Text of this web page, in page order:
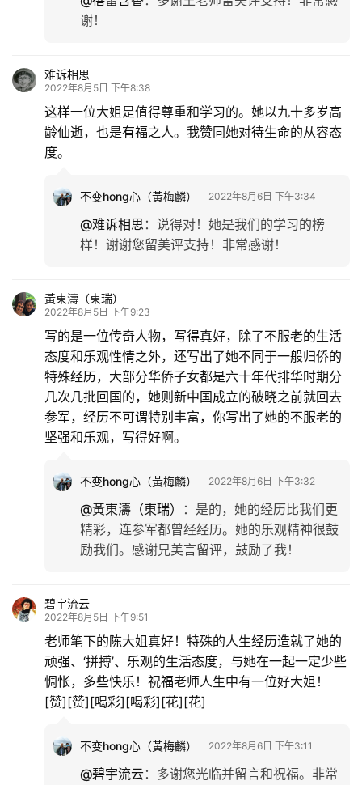
谢！
难诉相思
2022年8月5日 下午8:38
这样一位大姐是值得尊重和学习的。她以九十多岁高
龄仙逝，也是有福之人。我赞同她对待生命的从容态
度。
不变hong心（黃梅麟） 2022年8月6日 下午3:34
@难诉相思 ： 说得对！她是我们的学习的榜
样！谢谢您留美评支持！非常感谢！
黃東濤（東瑞）
2022年8月5日 下午9:23
写的是一位传奇人物，写得真好，除了不服老的生活
态度和乐观性情之外，还写出了她不同于一般归侨的
特殊经历，大部分华侨子女都是六十年代排华时期分
几次几批回国的，她则新中国成立的破晓之前就回去
参军，经历不可谓特别丰富，你写出了她的不服老的
坚强和乐观，写得好啊。
不变hong心（黃梅麟） 2022年8月6日 下午3:32
@黃東濤（東瑞） ： 是的，她的经历比我们更
精彩，连参军都曾经经历。她的乐观精神很鼓
励我们。感谢兄美言留评，鼓励了我！
碧宇流云
2022年8月5日 下午9:51
老师笔下的陈大姐真好！特殊的人生经历造就了她的
顽强、‘拼搏’、乐观的生活态度，与她在一起一定少些
惆怅，多些快乐！祝福老师人生中有一位好大姐！
[赞][赞][喝彩][喝彩][花][花]
不变hong心（黃梅麟） 2022年8月6日 下午3:11
@碧宇流云： 多谢您光临并留言和祝福。非常